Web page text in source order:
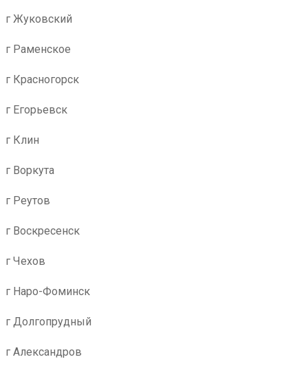
г Жуковский
г Раменское
г Красногорск
г Егорьевск
г Клин
г Воркута
г Реутов
г Воскресенск
г Чехов
г Наро-Фоминск
г Долгопрудный
г Александров